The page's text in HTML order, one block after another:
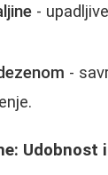
-
-
Udobnost